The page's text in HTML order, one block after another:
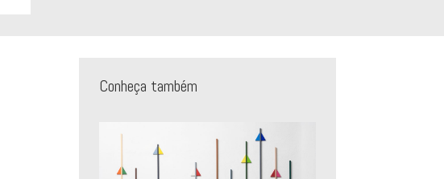
Conheça também